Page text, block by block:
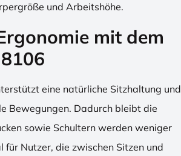
und Arbeitshöhe.
mit dem
eine natürliche Sitzhaltung und
Bewegungen. Dadurch bleibt die
sowie Schultern werden weniger
Nutzer, die zwischen Sitzen und